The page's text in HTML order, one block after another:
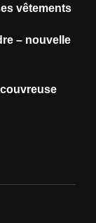
vêtements
– nouvelle